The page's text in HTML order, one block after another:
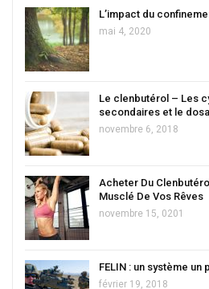
L’impact du
mai 4, 2020
Le clenbutérol – Les
secondaires et le
novembre 6, 2018
Acheter Du
Musclé De Vos Rêves
novembre 15, 0201
FELIN : un système un
février 19, 2018